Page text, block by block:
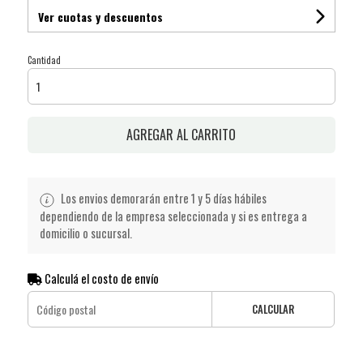
Ver cuotas y descuentos
Cantidad
AGREGAR AL CARRITO
Los envios demorarán entre 1 y 5 días hábiles
dependiendo de la empresa seleccionada y si es entrega a
domicilio o sucursal.
Calculá el costo de envío
CALCULAR